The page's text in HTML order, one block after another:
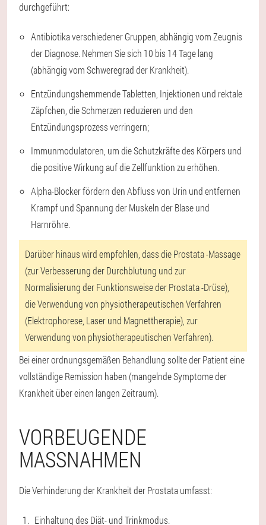
durchgeführt:
Antibiotika verschiedener Gruppen, abhängig vom Zeugnis
der Diagnose. Nehmen Sie sich 10 bis 14 Tage lang
(abhängig vom Schweregrad der Krankheit).
Entzündungshemmende Tabletten, Injektionen und rektale
Zäpfchen, die Schmerzen reduzieren und den
Entzündungsprozess verringern;
Immunmodulatoren, um die Schutzkräfte des Körpers und
die positive Wirkung auf die Zellfunktion zu erhöhen.
Alpha-Blocker fördern den Abfluss von Urin und entfernen
Krampf und Spannung der Muskeln der Blase und
Harnröhre.
Darüber hinaus wird empfohlen, dass die Prostata -Massage
(zur Verbesserung der Durchblutung und zur
Normalisierung der Funktionsweise der Prostata -Drüse),
die Verwendung von physiotherapeutischen Verfahren
(Elektrophorese, Laser und Magnettherapie), zur
Verwendung von physiotherapeutischen Verfahren).
Bei einer ordnungsgemäßen Behandlung sollte der Patient eine
vollständige Remission haben (mangelnde Symptome der
Krankheit über einen langen Zeitraum).
VORBEUGENDE
MASSNAHMEN
Die Verhinderung der Krankheit der Prostata umfasst:
Einhaltung des Diät- und Trinkmodus.